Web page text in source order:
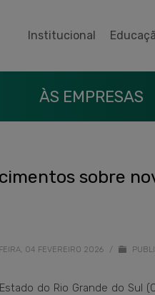
Institucional
ÀS EMPRESAS
sobre
04 FEVEREIRO 2026 /
do Rio Grande do